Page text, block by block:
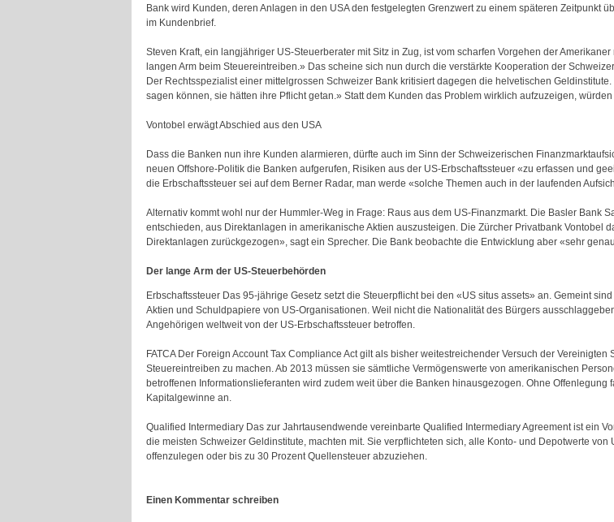
Bank wird Kunden, deren Anlagen in den USA den festgelegten Grenzwert zu einem späteren Zeitpunkt
im Kundenbrief.
Steven Kraft, ein langjähriger US-Steuerberater mit Sitz in Zug, ist vom scharfen Vorgehen der
langen Arm beim Steuereintreiben.» Das scheine sich nun durch die verstärkte Kooperation der
Der Rechtsspezialist einer mittelgrossen Schweizer Bank kritisiert dagegen die helvetischen
sagen können, sie hätten ihre Pflicht getan.» Statt dem Kunden das Problem wirklich aufzuzeigen,
Vontobel erwägt Abschied aus den USA
Dass die Banken nun ihre Kunden alarmieren, dürfte auch im Sinn der Schweizerischen
neuen Offshore-Politik die Banken aufgerufen, Risiken aus der US-Erbschaftssteuer «zu erfassen und
die Erbschaftssteuer sei auf dem Berner Radar, man werde «solche Themen auch in der laufenden
Alternativ kommt wohl nur der Hummler-Weg in Frage: Raus aus dem US-Finanzmarkt. Die Basler Bank
entschieden, aus Direktanlagen in amerikanische Aktien auszusteigen. Die Zürcher Privatbank Vontobel
Direktanlagen zurückgezogen», sagt ein Sprecher. Die Bank beobachte die Entwicklung aber «sehr
Der lange Arm der US-Steuerbehörden
Erbschaftssteuer Das 95-jährige Gesetz setzt die Steuerpflicht bei den «US situs assets» an. Gemeint
Aktien und Schuldpapiere von US-Organisationen. Weil nicht die Nationalität des Bürgers
Angehörigen weltweit von der US-Erbschaftssteuer betroffen.
FATCA Der Foreign Account Tax Compliance Act gilt als bisher weitestreichender Versuch der
Steuereintreiben zu machen. Ab 2013 müssen sie sämtliche Vermögenswerte von amerikanischen
betroffenen Informationslieferanten wird zudem weit über die Banken hinausgezogen. Ohne Offenlegung
Kapitalgewinne an.
Qualified Intermediary Das zur Jahrtausendwende vereinbarte Qualified Intermediary Agreement ist ein
die meisten Schweizer Geldinstitute, machten mit. Sie verpflichteten sich, alle Konto- und Depotwerte
offenzulegen oder bis zu 30 Prozent Quellensteuer abzuziehen.
Einen Kommentar schreiben